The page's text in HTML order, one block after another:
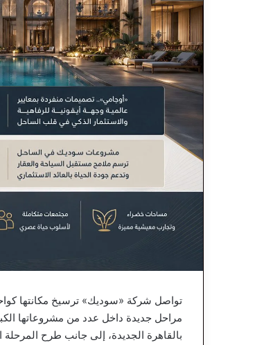
تواصل شركة «سوديك» ترسيخ مكانتها